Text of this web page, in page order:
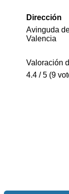
Dirección
Avinguda
Valencia
Valoración
4.4 / 5 (9